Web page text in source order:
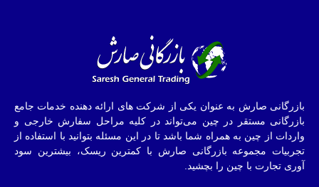
بازرگانی صارش به عنوان یکی از شرکت های ارائه دهنده خدمات جامع
بازرگانی مستقر در چین می‌تواند در کلیه مراحل سفارش خارجی و
واردات از چین به همراه شما باشد تا در این مسئله بتوانید با استفاده از
تجربیات مجموعه بازرگانی صارش با کمترین ریسک، بیشترین سود
آوری تجارت با چین را بچشید.